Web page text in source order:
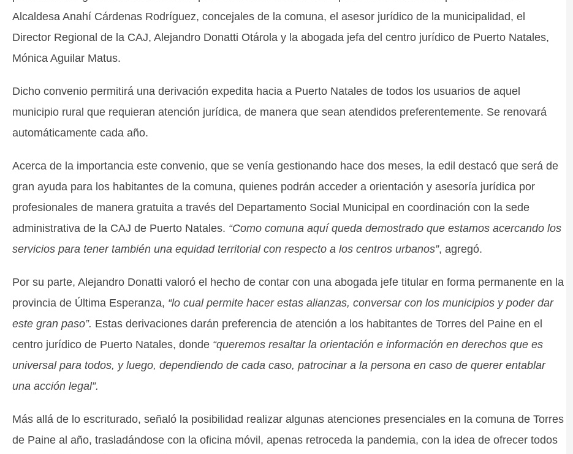
Alcaldesa Anahí Cárdenas Rodríguez, concejales de la comuna, el asesor jurídico de la municipalidad, el
Director Regional de la CAJ, Alejandro Donatti Otárola y la abogada jefa del centro jurídico de Puerto Natales,
Mónica Aguilar Matus.
Dicho convenio permitirá una derivación expedita hacia a Puerto Natales de todos los usuarios de aquel
municipio rural que requieran atención jurídica, de manera que sean atendidos preferentemente. Se renovará
automáticamente cada año.
Acerca de la importancia este convenio, que se venía gestionando hace dos meses, la edil destacó que será de
gran ayuda para los habitantes de la comuna, quienes podrán acceder a orientación y asesoría jurídica por
profesionales de manera gratuita a través del Departamento Social Municipal en coordinación con la sede
administrativa de la CAJ de Puerto Natales. “Como comuna aquí queda demostrado que estamos acercando los
servicios para tener también una equidad territorial con respecto a los centros urbanos”, agregó.
Por su parte, Alejandro Donatti valoró el hecho de contar con una abogada jefe titular en forma permanente en la
provincia de Última Esperanza, “lo cual permite hacer estas alianzas, conversar con los municipios y poder dar
este gran paso”. Estas derivaciones darán preferencia de atención a los habitantes de Torres del Paine en el
centro jurídico de Puerto Natales, donde “queremos resaltar la orientación e información en derechos que es
universal para todos, y luego, dependiendo de cada caso, patrocinar a la persona en caso de querer entablar
una acción legal”.
Más allá de lo escriturado, señaló la posibilidad realizar algunas atenciones presenciales en la comuna de Torres
de Paine al año, trasladándose con la oficina móvil, apenas retroceda la pandemia, con la idea de ofrecer todos